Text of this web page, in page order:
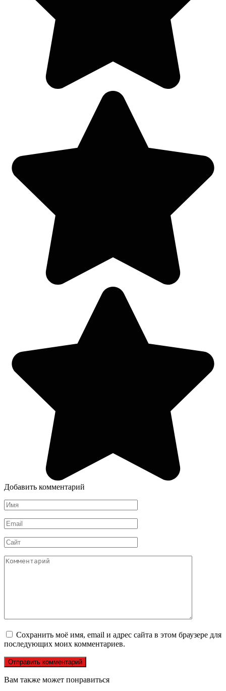
Добавить комментарий
Имя
*
Email
*
Сайт
Комментарий
Сохранить моё имя, email и адрес сайта в этом браузере для
последующих моих комментариев.
Вам также может понравиться